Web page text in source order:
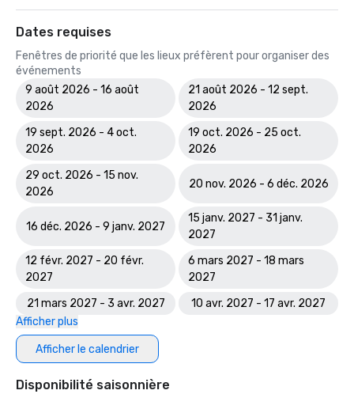
Dates requises
Fenêtres de priorité que les lieux préfèrent pour organiser des
événements
9 août 2026 - 16 août
2026
21 août 2026 - 12 sept.
2026
19 sept. 2026 - 4 oct.
2026
19 oct. 2026 - 25 oct.
2026
29 oct. 2026 - 15 nov.
2026
20 nov. 2026 - 6 déc. 2026
16 déc. 2026 - 9 janv. 2027
15 janv. 2027 - 31 janv.
2027
12 févr. 2027 - 20 févr.
2027
6 mars 2027 - 18 mars
2027
21 mars 2027 - 3 avr. 2027
10 avr. 2027 - 17 avr. 2027
Afficher plus
Afficher le calendrier
Disponibilité saisonnière